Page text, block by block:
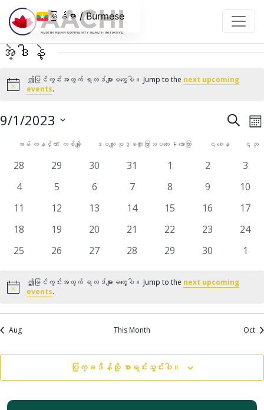
အကြောင်းအရာသို့ ကျော်သွားပါ။
အဲ့ဒါနဲ့
Notice
ဤမြင်ကွင်းအတွက် ရလဒ်များမတွေ့ပါ။ Jump to the next upcoming
events.
အဲ့
ဒါနဲ့
နှင့်
ကြ
မှု
ရှာ
လ
9/1/2023
ပါ။
ဒါနဲ့
ပြက္ခဒိန်
အမ် တနင်္လာT တစ်ချို့ ဒဗလျူ ဗုဒ္ဓဟူး
T ကြာသပတေး Fသောကြာ ၎စေန ၎ ဘု
0
28
0
29
0
30
0
31
01
0
2
0
3
0
4
0
5
0
6
0
7
0
8
0
9
010
011
012
013
014
015
016
017
018
019
0
20
0
21
0
22
0
23
0
24
0
25
0
26
0
27
0
28
0
29
0
30
01
Notice
ဤမြင်ကွင်းအတွက် ရလဒ်များမတွေ့ပါ။ Jump to the next upcoming
events.
Aug This Month Oct
ပြက္ခဒိန်သို့ စာရင်းသွင်းပါ။
မြန်မာ / Burmese